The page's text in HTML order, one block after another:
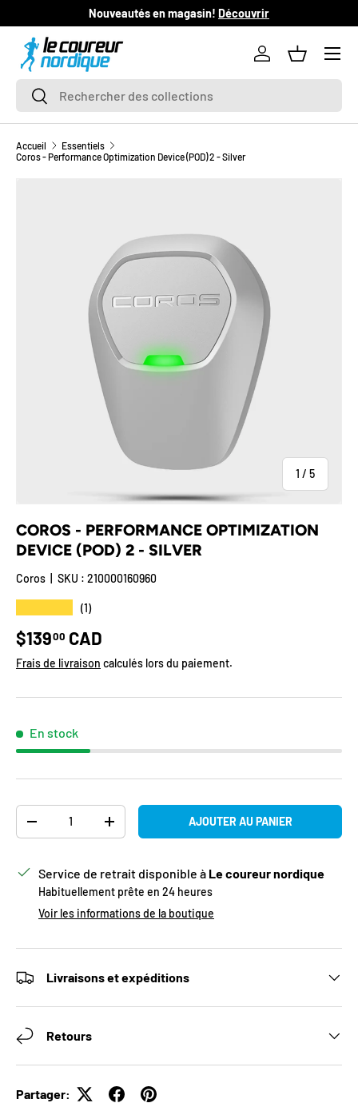
ALLER AU CONTENU
Nouveautés en magasin! Découvrir
Recherche
Rechercher
Se connecter
Panier
Accueil
Essentiels
Coros - Performance Optimization Device (POD) 2 - Silver
1 / de
5
COROS - PERFORMANCE OPTIMIZATION
DEVICE (POD) 2 - SILVER
Coros SKU : 210000160960
(1)
Prix habituel
$13900 CAD
Frais de livraison calculés lors du paiement.
En stock
DIMINUER LA QUANTITÉAUGMENTER LA QUANTITÉAJOUTER AU PANIER
Service de retrait disponible à Le coureur nordique
Habituellement prête en 24 heures
Voir les informations de la boutique
Livraisons et expéditions
Retours
Partager: